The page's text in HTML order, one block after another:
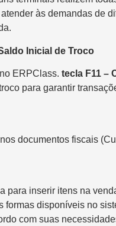
às demandas de
Inicial de Troco
ERPClass. tecla F11 –
para garantir
documentos fiscais
para inserir itens na
formas disponíveis no
com suas